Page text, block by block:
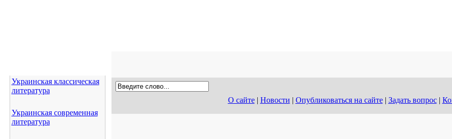
Украинская классическая
литература
Украинская современная
литература
О сайте| Новости | Опубликоваться на сайте| Задать вопрос|